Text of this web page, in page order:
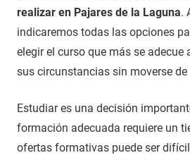
de
noviembre
2020
en
Salamanca
realizar en Pajares de la Laguna.
indicaremos todas las opciones
elegir el curso que más se adecue
sus circunstancias sin moverse
Estudiar es una decisión
formación adecuada requiere un
ofertas formativas puede ser